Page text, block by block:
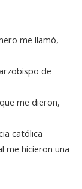
me llamó,
de
me dieron,
católica
me hicieron una